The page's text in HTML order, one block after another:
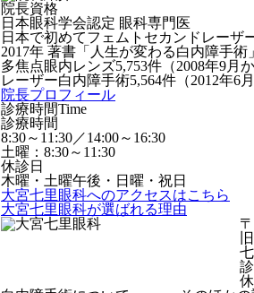
院長資格
日本眼科学会認定 眼科専門医
日本で初めてフェムトセカンドレーザ
2017年 著書「人生が変わる白内障手術
多焦点眼内レンズ5,753件（2008年9月か
レーザー白内障手術5,564件（2012年6
院長プロフィール
診療時間Time
診療時間
8:30～11:30／14:00～16:30
土曜：8:30～11:30
休診日
木曜・土曜午後・日曜・祝日
大宮七里眼科へのアクセスはこちら
大宮七里眼科が選ばれる理由